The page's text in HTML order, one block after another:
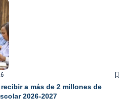
a más de 2 millones de
2026-2027